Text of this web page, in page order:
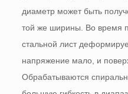
диаметр может быть
той же ширины. Во время
стальной лист
напряжение мало, и
Обрабатываются